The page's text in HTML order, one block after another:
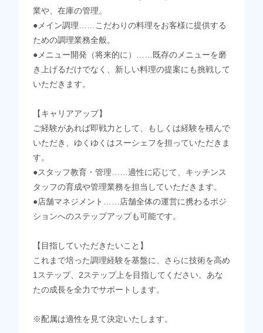
業や、在庫の管理。
●メイン調理……こだわりの料理をお客様に提供する
ための調理業務全般。
●メニュー開発（将来的に）……既存のメニューを磨
き上げるだけでなく、新しい料理の提案にも挑戦して
いただきます。
【キャリアアップ】
ご経験があれば即戦力として、もしくは経験を積んで
いただき、ゆくゆくはスーシェフを担っていただきま
す。
●スタッフ教育・管理……適性に応じて、キッチンス
タッフの育成や管理業務を担当していただきます。
●店舗マネジメント……店舗全体の運営に携わるポジ
ションへのステップアップも可能です。
【目指していただきたいこと】
これまで培った調理経験を基盤に、さらに技術を高め
1ステップ、2ステップ上を目指してください。あな
たの成長を全力でサポートします。
※配属は適性を見て決定いたします。